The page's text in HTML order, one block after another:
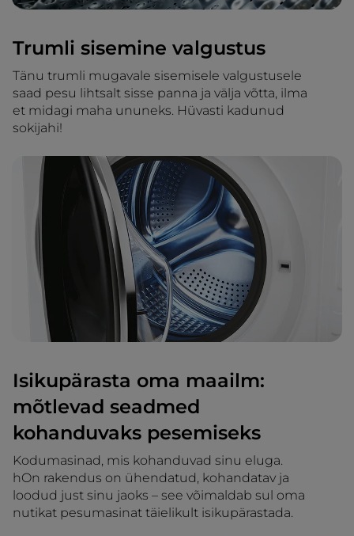
Trumli sisemine valgustus
Tänu trumli mugavale sisemisele valgustusele
saad pesu lihtsalt sisse panna ja välja võtta, ilma
et midagi maha ununeks. Hüvasti kadunud
sokijahi!
Isikupärasta oma maailm:
mõtlevad seadmed
kohanduvaks pesemiseks
Kodumasinad, mis kohanduvad sinu eluga.
hOn rakendus on ühendatud, kohandatav ja
loodud just sinu jaoks – see võimaldab sul oma
nutikat pesumasinat täielikult isikupärastada.